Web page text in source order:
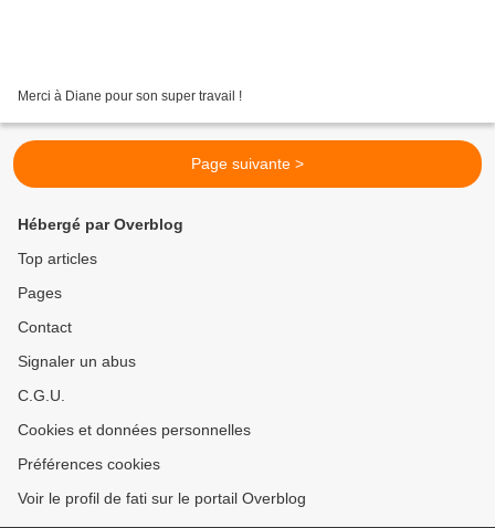
Merci à Diane pour son super travail !
Page suivante >
Hébergé par Overblog
Top articles
Pages
Contact
Signaler un abus
C.G.U.
Cookies et données personnelles
Préférences cookies
Voir le profil de fati sur le portail Overblog